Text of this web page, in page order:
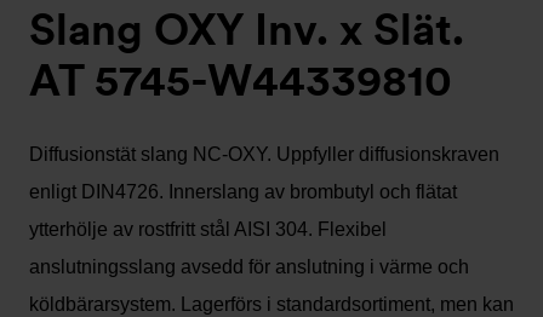
Slang OXY Inv. x Slät.
AT 5745-W44339810
Diffusionstät slang NC-OXY. Uppfyller diffusionskraven
enligt DIN4726. Innerslang av brombutyl och flätat
ytterhölje av rostfritt stål AISI 304. Flexibel
anslutningsslang avsedd för anslutning i värme och
köldbärarsystem. Lagerförs i standardsortiment, men kan